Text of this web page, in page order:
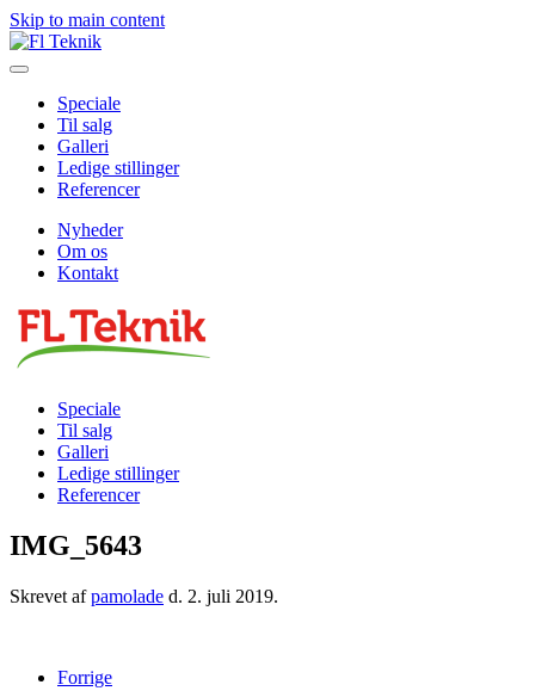
Skip to main content
Speciale
Til salg
Galleri
Ledige stillinger
Referencer
Nyheder
Om os
Kontakt
Speciale
Til salg
Galleri
Ledige stillinger
Referencer
IMG_5643
Skrevet afpamolade d. 2. juli 2019.
Forrige